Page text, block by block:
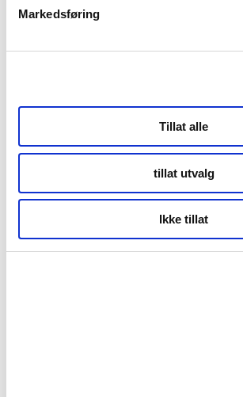
Markedsføring
Tillat alle
tillat utvalg
Ikke tillat
Bodø